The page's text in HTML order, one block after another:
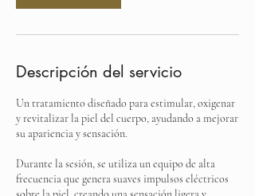
Descripción del servicio
Un tratamiento diseñado para estimular, oxigenar
y revitalizar la piel del cuerpo, ayudando a mejorar
su apariencia y sensación.
Durante la sesión, se utiliza un equipo de alta
frecuencia que genera suaves impulsos eléctricos